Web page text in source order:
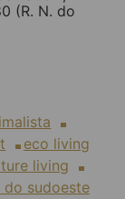
(R. N. do
eco living
living
do sudoeste